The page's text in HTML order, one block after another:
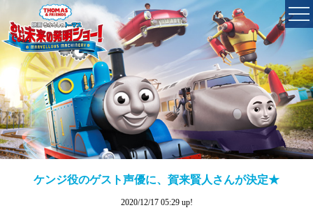
ケンジ役のゲスト声優に、賀来賢人さんが決定★
2020/12/17 05:29 up!